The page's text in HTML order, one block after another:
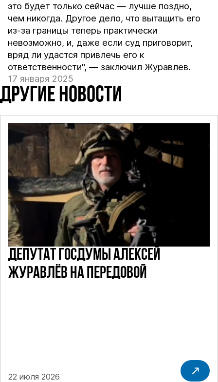
это будет только сейчас — лучше поздно,
чем никогда. Другое дело, что вытащить его
из-за границы теперь практически
невозможно, и, даже если суд приговорит,
вряд ли удастся привлечь его к
ответственности", — заключил Журавлев.
17 января 2025
ДРУГИЕ НОВОСТИ
ДЕПУТАТ ГОСДУМЫ АЛЕКСЕЙ
ЖУРАВЛЁВ НА ПЕРЕДОВОЙ
22 июля 2026